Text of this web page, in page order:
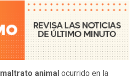
maltrato animal ocurrido en la